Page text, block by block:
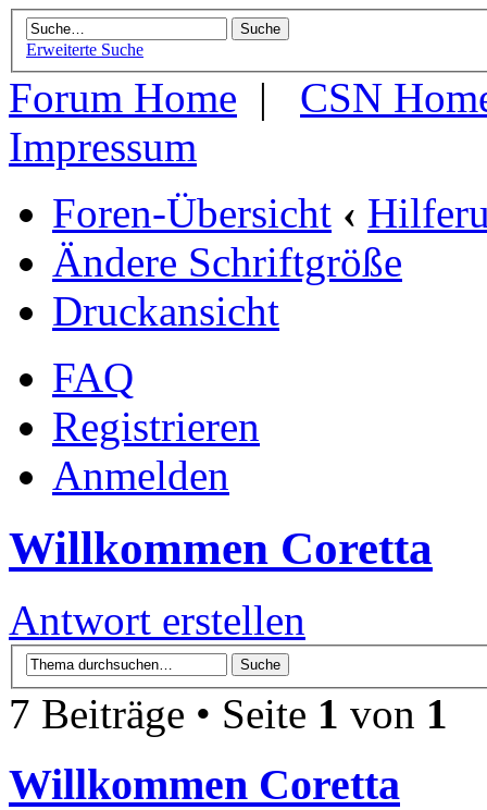
Erweiterte Suche
Forum Home | CSN
Impressum
Foren-Übersicht ‹
Ändere Schriftgröße
Druckansicht
FAQ
Registrieren
Anmelden
Willkommen Coretta
Antwort erstellen
7 Beiträge • Seite 1 von 1
Willkommen Coretta